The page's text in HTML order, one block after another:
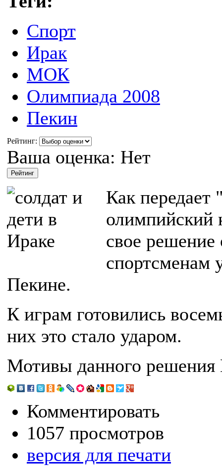
Спорт
Ирак
МОК
Олимпиада 2008
Пекин
Рейтинг:
Ваша оценка: Нет
Как
олимпийский
свое решение
спортсменам
Пекине.
К играм готовились
них это стало ударом.
Мотивы данного
Комментировать
1057 просмотров
версия для печати